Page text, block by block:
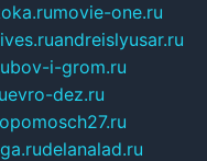
movie-one.ru
andreislyusar.ru
i-grom.ru
evro-dez.ru
delanalad.ru